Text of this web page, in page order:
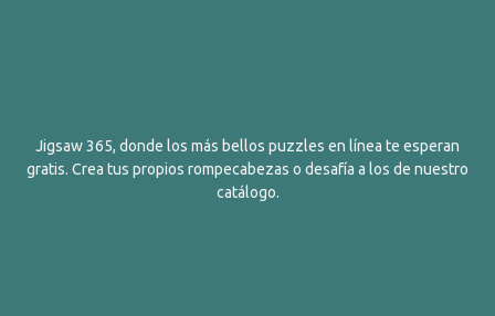
Jigsaw 365, donde los más bellos puzzles en línea te esperan
gratis. Crea tus propios rompecabezas o desafía a los de nuestro
catálogo.